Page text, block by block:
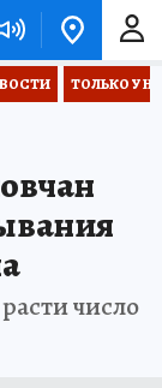
ТОЛЬКО У
число